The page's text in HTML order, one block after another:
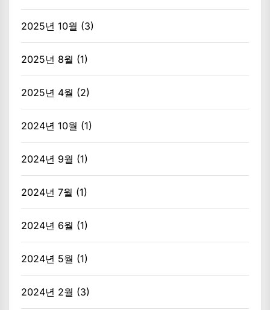
2025년 10월 (3)
2025년 8월 (1)
2025년 4월 (2)
2024년 10월 (1)
2024년 9월 (1)
2024년 7월 (1)
2024년 6월 (1)
2024년 5월 (1)
2024년 2월 (3)